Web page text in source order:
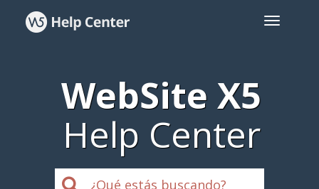
WebSite X5
Help Center